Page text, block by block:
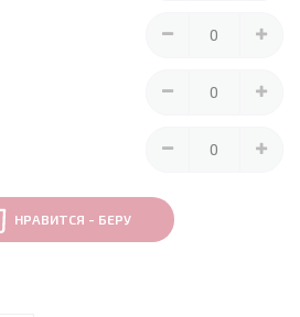
НРАВИТСЯ - БЕРУ